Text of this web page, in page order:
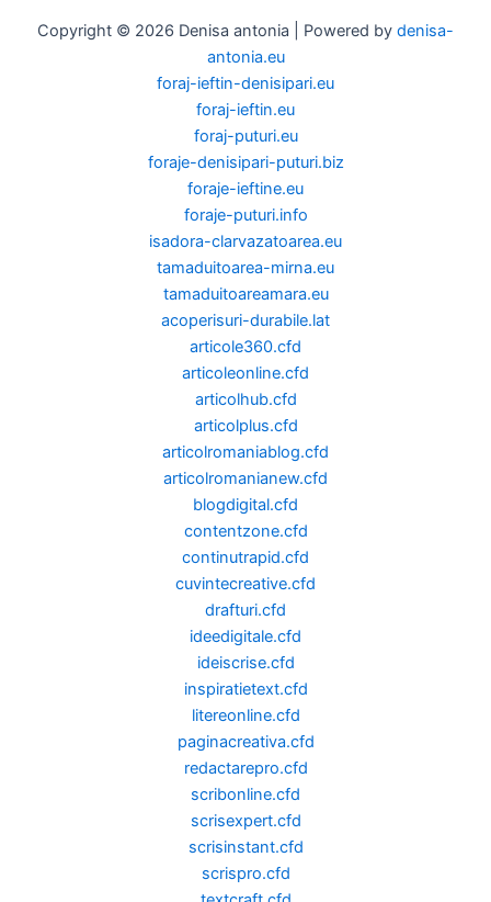
Copyright © 2026 Denisa antonia | Powered by denisa-
antonia.eu
foraj-ieftin-denisipari.eu
foraj-ieftin.eu
foraj-puturi.eu
foraje-denisipari-puturi.biz
foraje-ieftine.eu
foraje-puturi.info
isadora-clarvazatoarea.eu
tamaduitoarea-mirna.eu
tamaduitoareamara.eu
acoperisuri-durabile.lat
articole360.cfd
articoleonline.cfd
articolhub.cfd
articolplus.cfd
articolromaniablog.cfd
articolromanianew.cfd
blogdigital.cfd
contentzone.cfd
continutrapid.cfd
cuvintecreative.cfd
drafturi.cfd
ideedigitale.cfd
ideiscrise.cfd
inspiratietext.cfd
litereonline.cfd
paginacreativa.cfd
redactarepro.cfd
scribonline.cfd
scrisexpert.cfd
scrisinstant.cfd
scrispro.cfd